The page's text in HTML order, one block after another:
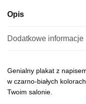
Opis
Dodatkowe informacje
Genialny plakat z
w czarno-białych
Twoim salonie.